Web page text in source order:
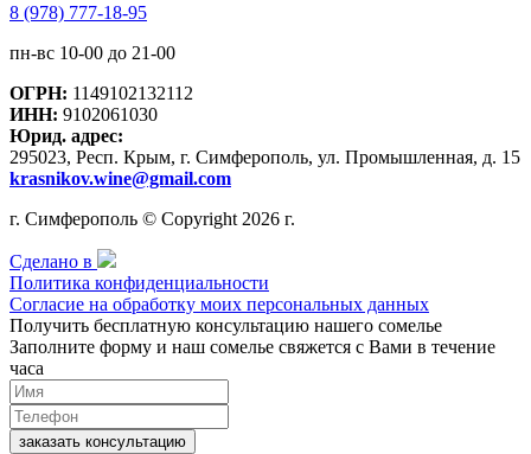
8 (978) 777-18-95
пн-вс 10-00 до 21-00
ОГРН: 1149102132112
ИНН: 9102061030
Юрид. адрес:
295023, Респ. Крым, г. Симферополь, ул. Промышленная, д. 15
krasnikov.wine@gmail.com
г. Симферополь © Copyright 2026 г.
Сделано в
Политика конфиденциальности
Согласие на обработку моих персональных данных
Получить бесплатную консультацию нашего сомелье
Заполните форму и наш сомелье свяжется с Вами в течение
часа
заказать консультацию